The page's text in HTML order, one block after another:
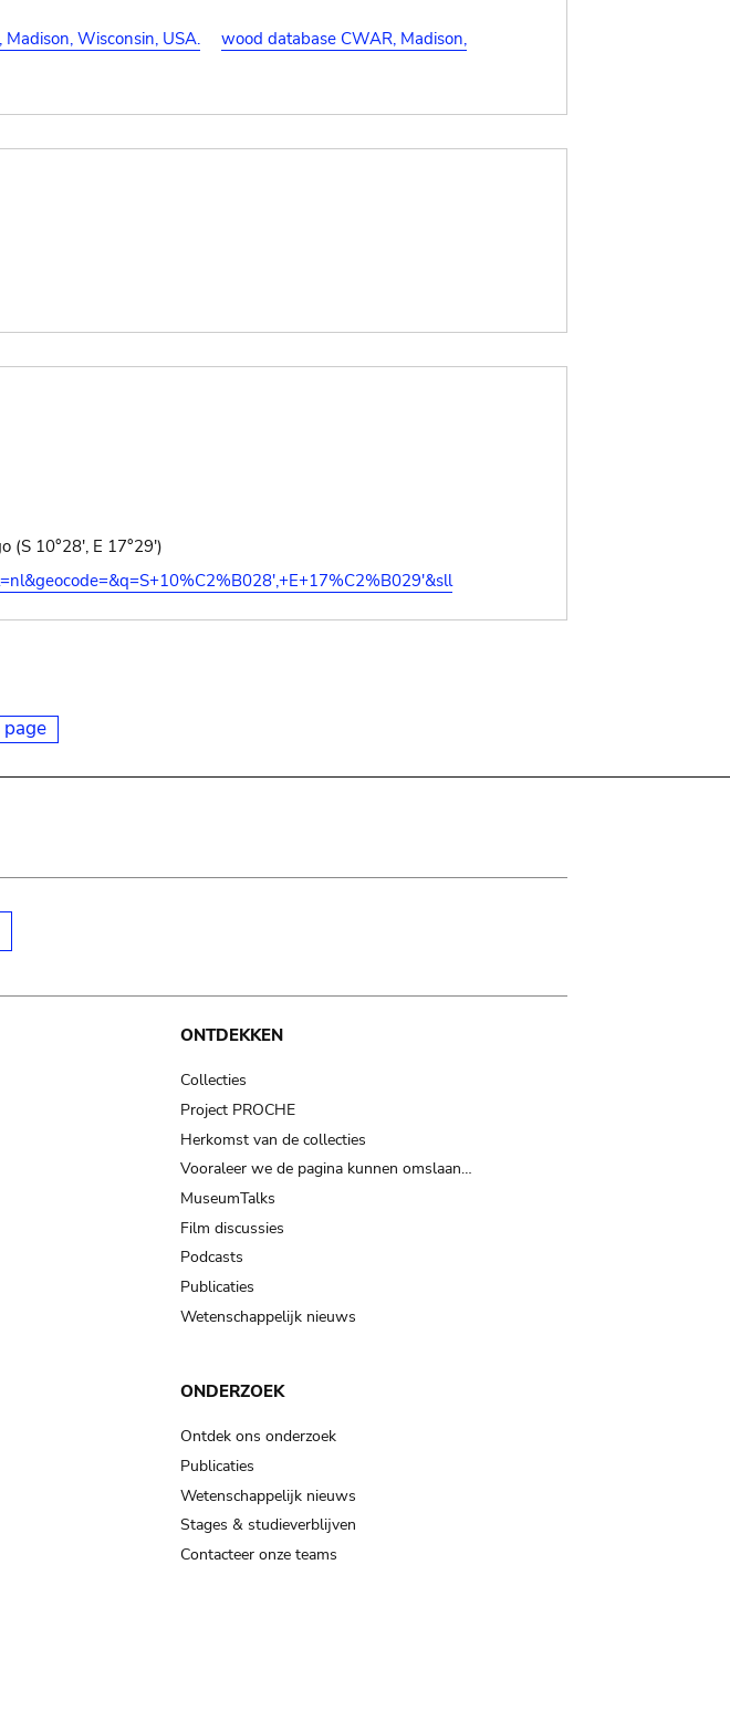
Wisconsin, USA.
wood database CWAR, Madison,
(S 10°28', E 17°29')
page
ONTDEKKEN
Collecties
Project PROCHE
Herkomst van de collecties
Vooraleer we de pagina kunnen omslaan…
MuseumTalks
Film discussies
Podcasts
Publicaties
Wetenschappelijk nieuws
ONDERZOEK
Ontdek ons onderzoek
Publicaties
Wetenschappelijk nieuws
Stages & studieverblijven
Contacteer onze teams